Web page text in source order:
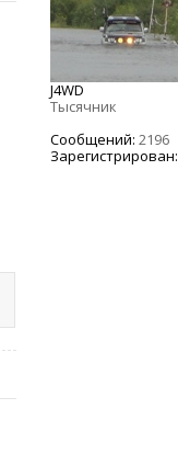
J4WD
Тысячник
Сообщений: 2196
Зарегистрирован: